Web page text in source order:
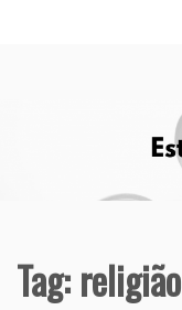
Tag:religião